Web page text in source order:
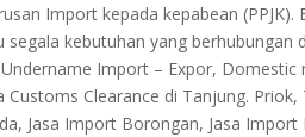
Import kepada kepabean
kebutuhan yang
Import – Expor, Domestic
Customs Clearance di Tanjung.
Jasa Import Borongan, Jasa